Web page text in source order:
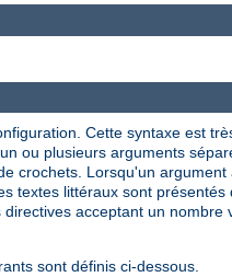
Cette syntaxe est
ou plusieurs arguments
crochets. Lorsqu'un
textes littéraux sont
directives acceptant un
sont définis ci-dessous.